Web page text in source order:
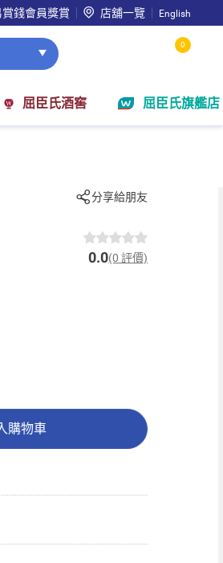
賞錢會員獎賞 店舖一覽 English
0
屈臣氏酒窖 屈臣氏旗艦店
分享給朋友
0.0(0 評價)
購物車